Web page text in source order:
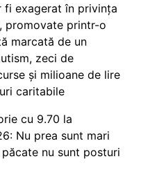
fi exagerat în privința
promovate printr-o
marcată de un
zeci de
și milioane de lire
caritabile
cu 9.70 la
Nu prea sunt mari
nu sunt posturi